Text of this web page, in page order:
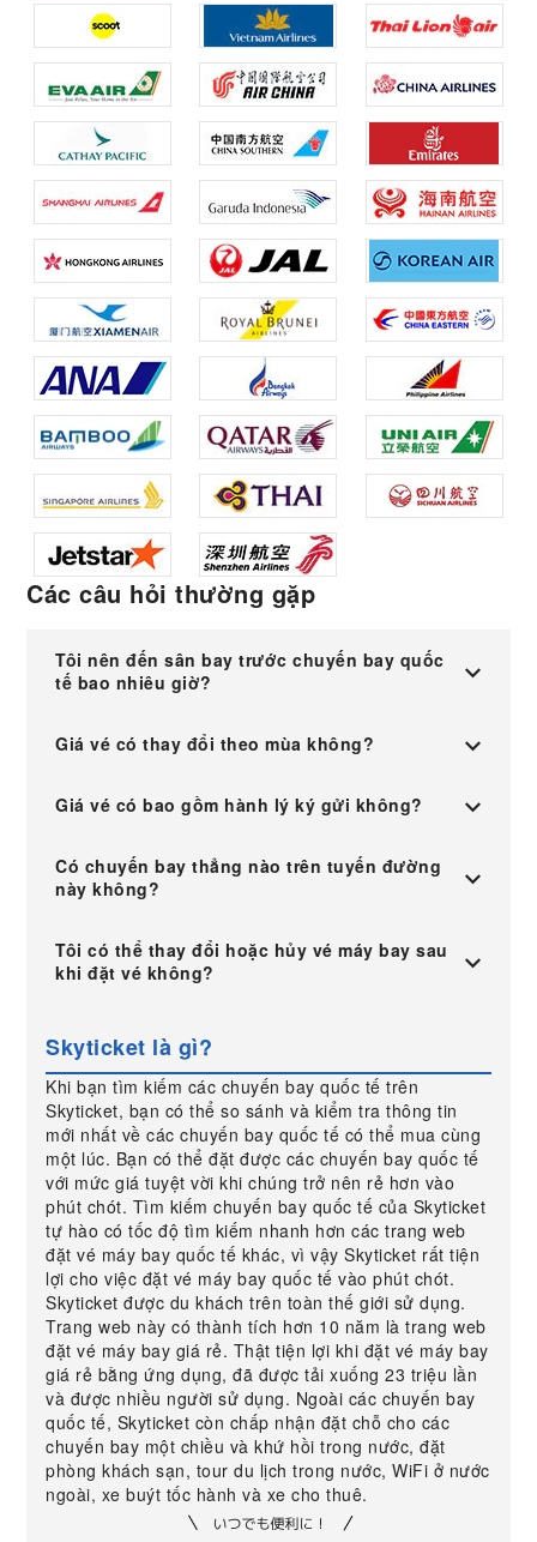
Các câu hỏi thường gặp
Tôi nên đến sân bay trước chuyến bay quốc
tế bao nhiêu giờ?
Giá vé có thay đổi theo mùa không?
Giá vé có bao gồm hành lý ký gửi không?
Có chuyến bay thẳng nào trên tuyến đường
này không?
Tôi có thể thay đổi hoặc hủy vé máy bay sau
khi đặt vé không?
Skyticket là gì?
Khi bạn tìm kiếm các chuyến bay quốc tế trên
Skyticket, bạn có thể so sánh và kiểm tra thông tin
mới nhất về các chuyến bay quốc tế có thể mua cùng
một lúc. Bạn có thể đặt được các chuyến bay quốc tế
với mức giá tuyệt vời khi chúng trở nên rẻ hơn vào
phút chót. Tìm kiếm chuyến bay quốc tế của Skyticket
tự hào có tốc độ tìm kiếm nhanh hơn các trang web
đặt vé máy bay quốc tế khác, vì vậy Skyticket rất tiện
lợi cho việc đặt vé máy bay quốc tế vào phút chót.
Skyticket được du khách trên toàn thế giới sử dụng.
Trang web này có thành tích hơn 10 năm là trang web
đặt vé máy bay giá rẻ. Thật tiện lợi khi đặt vé máy bay
giá rẻ bằng ứng dụng, đã được tải xuống 23 triệu lần
và được nhiều người sử dụng. Ngoài các chuyến bay
quốc tế, Skyticket còn chấp nhận đặt chỗ cho các
chuyến bay một chiều và khứ hồi trong nước, đặt
phòng khách sạn, tour du lịch trong nước, WiFi ở nước
ngoài, xe buýt tốc hành và xe cho thuê.